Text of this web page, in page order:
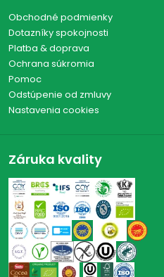
Obchodné podmienky
Dotazníky spokojnosti
Platba & doprava
Ochrana súkromia
Pomoc
Odstúpenie od zmluvy
Nastavenia cookies
Záruka kvality